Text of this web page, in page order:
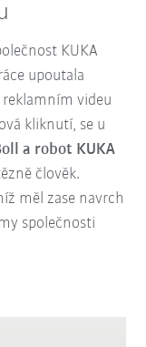
KUKA
upoutala
videu
kliknutí, se u
a robot KUKA
člověk.
měl zase navrch
společnosti